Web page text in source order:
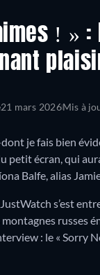
! »
21 mars 2026Mis à
je fais bien
petit écran, qui
Balfe, alias
s’est
russes
: le « Sorry